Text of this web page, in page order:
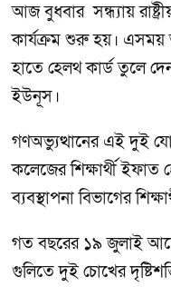
আজ বুধবার সন্ধ্যায়
কার্যক্রম শুরু হয়। এসময়
হাতে হেলথ কার্ড তুলে
ইউনূস।
গণঅভ্যুত্থানের এই দুই
কলেজের শিক্ষার্থী ইফাত
ব্যবস্থাপনা বিভাগের
গত বছরের ১৯ জুলাই
গুলিতে দুই চোখের